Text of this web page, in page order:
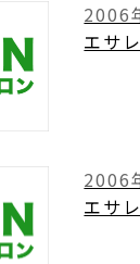
2006
エサ
2006
エサ